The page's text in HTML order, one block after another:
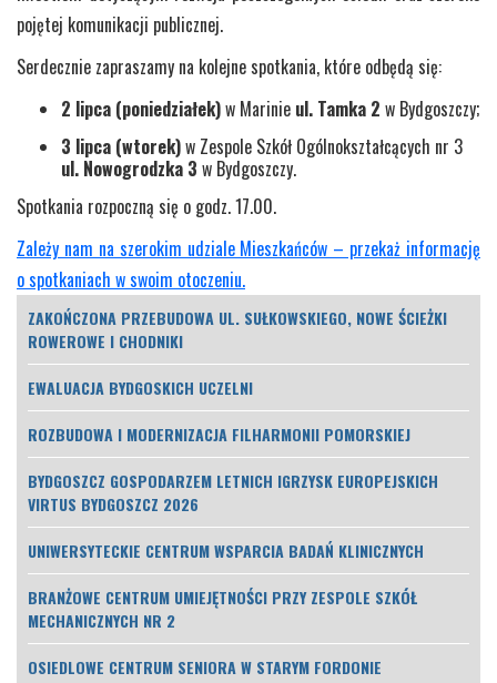
pojętej komunikacji publicznej.
Serdecznie zapraszamy na kolejne spotkania, które odbędą się:
2 lipca (poniedziałek)w Marinie ul. Tamka 2 w Bydgoszczy;
3 lipca (wtorek)w Zespole Szkół Ogólnokształcących nr 3
ul. Nowogrodzka 3 w Bydgoszczy.
Spotkania rozpoczną się o godz. 17.00.
Zależy nam na szerokim udziale Mieszkańców – przekaż informację
o spotkaniach w swoim otoczeniu.
ZAKOŃCZONA PRZEBUDOWA UL. SUŁKOWSKIEGO, NOWE ŚCIEŻKI
ROWEROWE I CHODNIKI
EWALUACJA BYDGOSKICH UCZELNI
ROZBUDOWA I MODERNIZACJA FILHARMONII POMORSKIEJ
BYDGOSZCZ GOSPODARZEM LETNICH IGRZYSK EUROPEJSKICH
VIRTUS BYDGOSZCZ 2026
UNIWERSYTECKIE CENTRUM WSPARCIA BADAŃ KLINICZNYCH
BRANŻOWE CENTRUM UMIEJĘTNOŚCI PRZY ZESPOLE SZKÓŁ
MECHANICZNYCH NR 2
OSIEDLOWE CENTRUM SENIORA W STARYM FORDONIE